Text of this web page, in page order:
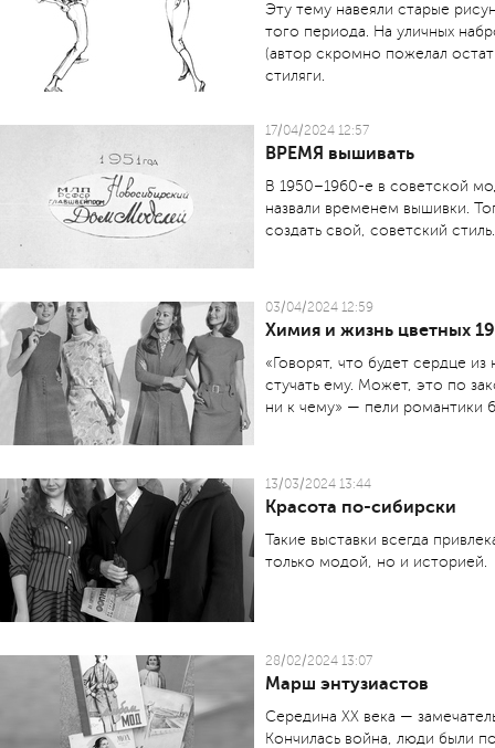
Эту тему навеяли старые
того периода. На уличных
(автор скромно пожелал
стиляги.
17/04/2024 12:57
ВРЕМЯ вышивать
В 1950–1960-е в советской
назвали временем вышивки.
создать свой, советский стиль.
03/04/2024 12:59
Химия и жизнь цветных
«Говорят, что будет сердце
стучать ему. Может, это по
ни к чему» — пели романтики
13/03/2024 13:44
Красота по-сибирски
Такие выставки всегда
только модой, но и историей.
28/02/2024 13:07
Марш энтузиастов
Середина XX века —
Кончилась война, люди были